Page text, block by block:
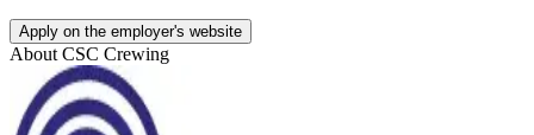
Apply on the employer's website
About CSC Crewing